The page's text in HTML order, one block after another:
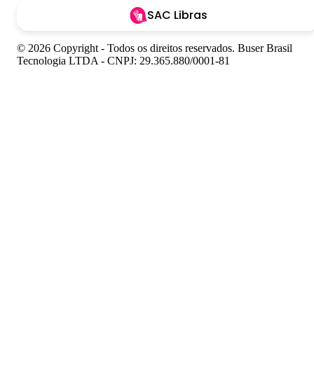
SAC Libras
© 2026 Copyright - Todos os direitos reservados. Buser Brasil
Tecnologia LTDA - CNPJ: 29.365.880/0001-81